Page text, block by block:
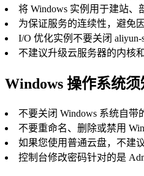
将 Windows 实例用于建站、
为保证服务的连续性，避免
I/O 优化实例不要关闭 aliyun-
不建议升级云服务器的内核
Windows 操作系统须
不要关闭 Windows 系统自带
不要重命名、删除或禁用
如果您使用普通云盘，不建
控制台修改密码针对的是